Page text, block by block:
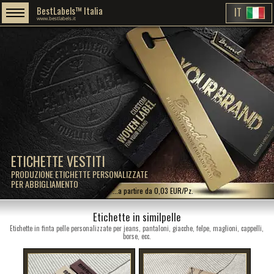
ETICHETTE VESTITI
PRODUZIONE ETICHETTE PERSONALIZZATE
PER ABBIGLIAMENTO
BestLabels™ Italia
www.bestlabels.it IT
...a partire da 0,03 EUR/Pz.
Etichette in similpelle
Etichette in finta pelle personalizzate per jeans, pantaloni, giacche, felpe, maglioni, cappelli,
borse, ecc.